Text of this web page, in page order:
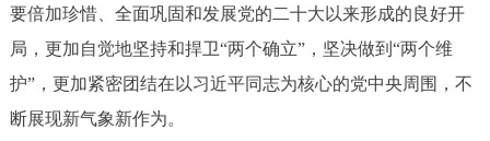
北京概况 十六区概览 人文北京
绿色北京 图说北京 视频北京
多语种
要倍加珍惜、全面巩固和发展党的二十大以来形成的良好开
局，更加自觉地坚持和捍卫“两个确立”，坚决做到“两个维
护”，更加紧密团结在以习近平同志为核心的党中央周围，不
断展现新气象新作为。